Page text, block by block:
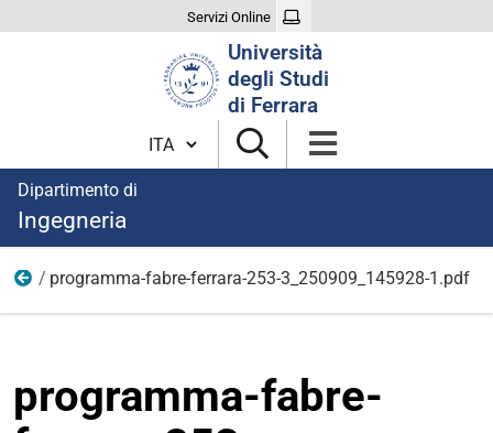
Servizi Online
Università
degli Studi
di Ferrara
Cambia lingua
Dipartimento di
Ingegneria
Immagini notizie
programma-fabre-ferrara-253-3_250909_145928-1.pdf
programma-fabre-